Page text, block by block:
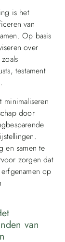
is het
van
Op basis
over
testament
minimaliseren
door
en samen te
zorgen dat
op
van